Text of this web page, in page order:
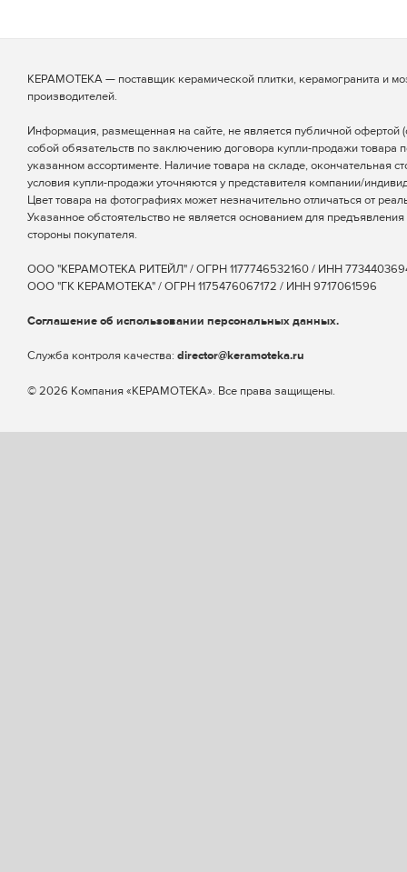
КЕРАМОТЕКА — поставщик керамической плитки, керамогранита и
производителей.
Информация, размещенная на сайте, не является публичной офертой
собой обязательств по заключению договора купли-продажи товара
указанном ассортименте. Наличие товара на складе, окончательная
условия купли-продажи уточняются у представителя компании/
Цвет товара на фотографиях может незначительно отличаться от
Указанное обстоятельство не является основанием для
стороны покупателя.
ООО "КЕРАМОТЕКА РИТЕЙЛ" / ОГРН 1177746532160 / ИНН
ООО "ГК КЕРАМОТЕКА" / ОГРН 1175476067172 / ИНН 9717061596
Соглашение об использовании персональных данных.
Cлужба контроля качества: director@keramoteka.ru
© 2026 Компания «КЕРАМОТЕКА». Все права защищены.